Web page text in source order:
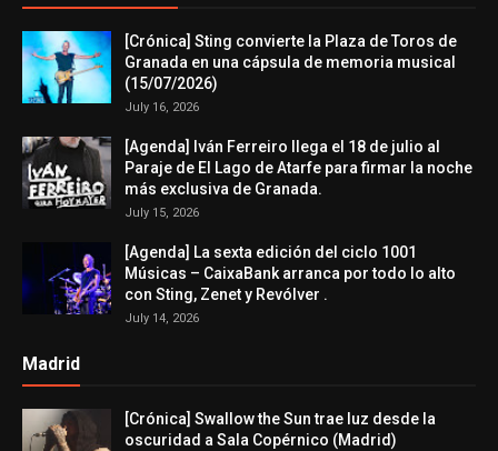
[Crónica] Sting convierte la Plaza de Toros de
Granada en una cápsula de memoria musical
(15/07/2026)
July 16, 2026
[Agenda] Iván Ferreiro llega el 18 de julio al
Paraje de El Lago de Atarfe para firmar la noche
más exclusiva de Granada.
July 15, 2026
[Agenda] La sexta edición del ciclo 1001
Músicas – CaixaBank arranca por todo lo alto
con Sting, Zenet y Revólver .
July 14, 2026
Madrid
[Crónica] Swallow the Sun trae luz desde la
oscuridad a Sala Copérnico (Madrid)